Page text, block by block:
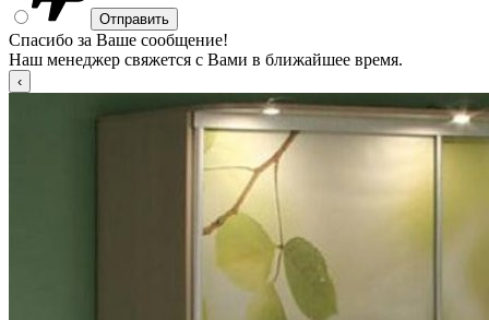
Спасибо за Ваше сообщение!
Наш менеджер свяжется с Вами в ближайшее время.